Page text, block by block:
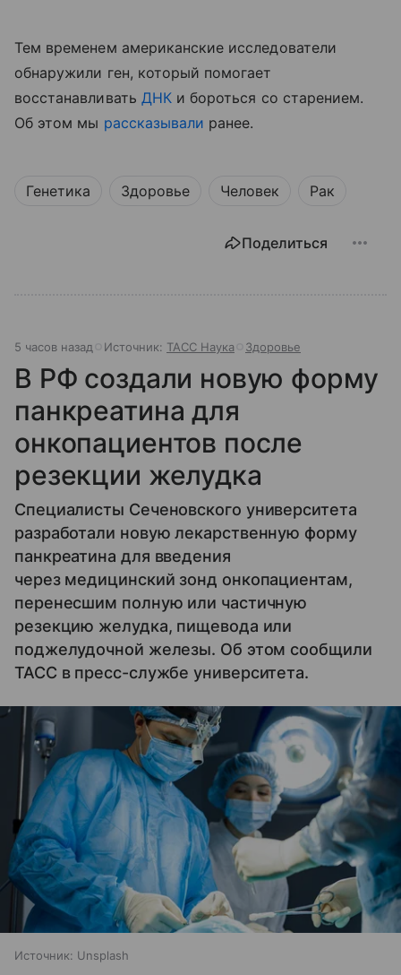
Тем временем американские исследователи
обнаружили ген, который помогает
восстанавливать ДНКи бороться со старением.
Об этом мы рассказывали ранее.
Генетика Здоровье Человек Рак
Поделиться
5 часов назад Источник: ТАСС Наука Здоровье
В РФ создали новую форму
панкреатина для
онкопациентов после
резекции желудка
Специалисты Сеченовского университета
разработали новую лекарственную форму
панкреатина для введения
через медицинский зонд онкопациентам,
перенесшим полную или частичную
резекцию желудка, пищевода или
поджелудочной железы. Об этом сообщили
ТАСС в пресс-службе университета.
Источник: Unsplash